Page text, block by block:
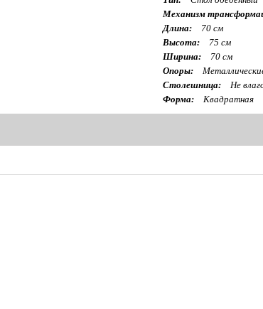
Механизм
Длина:
70 см
Высота:
75 см
Ширина:
70 см
Опоры:
Столешница:
Не
Форма:
Квадратная